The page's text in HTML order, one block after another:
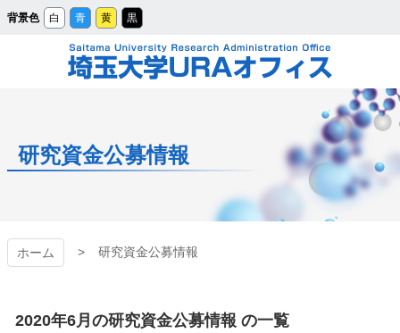
メ
イ
背景色 白 青 黄 黒
ス
研究資金公募情報
ホーム 研究資金公募情報
2020年6月の研究資金公募情報 の一覧